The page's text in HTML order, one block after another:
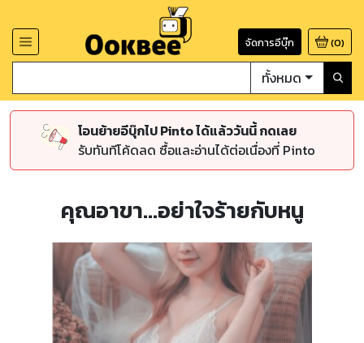
จัดการอีบุ๊ก (0)
ทั้งหมด
โอนย้ายอีบุ๊กไป Pinto ได้แล้ววันนี้ กดเลย
รับทันทีโค้ดลด ซื้อและอ่านได้ต่อเนื่องที่ Pinto
คุณอาขา...อย่าใจร้ายกับหนู